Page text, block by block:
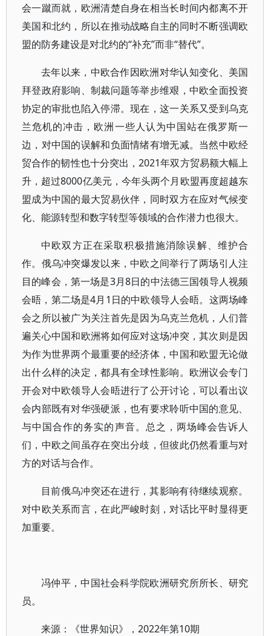
会一蹴而就，欧洲清楚自身在相当长时间内都离不开
美国和北约，所以在推动战略自主的同时不断强调欧
盟的防务建设是对北约的“补充”而非“替代”。
去年以来，中欧合作因欧洲对华认知变化、美国
拜登政府影响、制裁问题等举步维艰，中欧全面投资
协定的审批也陷入停滞。现在，这一关系又受到乌克
兰危机的冲击，欧洲一些人认为中国站在俄罗斯一
边，对中国的误解和负面情绪有增无减。当然中欧经
贸合作的韧性也十分突出，2021年双方贸易额大幅上
升，超过8000亿美元，今年头两个月欧盟再度超越东
盟成为中国的最大贸易伙伴，同时双方在应对气候变
化、能源转型和数字转型等领域的合作潜力也很大。
中欧双方正在采取积极措施消除误解、维护合
作。俄乌冲突爆发以来，中欧之间举行了两场引人注
目的峰会，第一场是3月8日的中法德三国领导人视频
会晤，第二场是4月1日的中欧领导人会晤。这两场峰
会之所以被广为关注首先是因为乌克兰危机，人们普
遍关心中国和欧洲将如何应对这场冲突，其次则是因
为作为世界两个最重要的经济体，中国和欧盟无论做
出什么样的决定，都具有全球性影响。欧洲议会专门
开会对中欧领导人会晤进行了公开讨论，可以看出议
会内部既有对华强硬派，也有要求聆听中国的意见、
与中国合作的务实的声音。总之，两场峰会告诉人
们，中欧之间虽存在突出分歧，但彼此仍然看重与对
方的对话与合作。
目前俄乌冲突还在进行，其影响有待继续观察。
对中欧关系而言，在此严峻时刻，对话比平时显得更
加重要。
冯仲平，中国社会科学院欧洲研究所所长、研究
员。
来源：《世界知识》，2022年第10期